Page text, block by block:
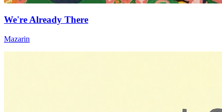
We're Already There
Mazarin